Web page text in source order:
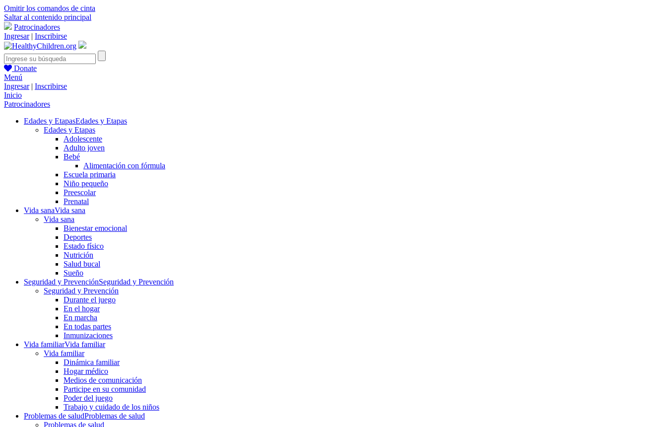
Omitir los comandos de cinta
Saltar al contenido principal
Patrocinadores
Ingresar| Inscribirse
Donate
Menú
Ingresar| Inscribirse
Inicio
Patrocinadores
Edades y EtapasEdades y Etapas
Edades y Etapas
Adolescente
Adulto joven
Bebé
Alimentación con fórmula
Escuela primaria
Niño pequeño
Preescolar
Prenatal
Vida sanaVida sana
Vida sana
Bienestar emocional
Deportes
Estado físico
Nutrición
Salud bucal
Sueño
Seguridad y PrevenciónSeguridad y Prevención
Seguridad y Prevención
Durante el juego
En el hogar
En marcha
En todas partes
Inmunizaciones
Vida familiarVida familiar
Vida familiar
Dinámica familiar
Hogar médico
Medios de comunicación
Participe en su comunidad
Poder del juego
Trabajo y cuidado de los niños
Problemas de saludProblemas de salud
Problemas de salud